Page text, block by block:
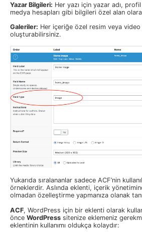
Yazar Bilgileri: Her yazı için yazar adı,
medya hesapları gibi bilgileri özel alan
Galeriler: Her içeriğe özel resim veya
oluşturabilirsiniz.
Yukarıda sıralananlar sadece ACF’nin
örneklerdir. Aslında eklenti, içerik
olmadan özelleştirme yapmanıza olanak
ACF, WordPress için bir eklenti olarak
önce WordPress sitenize eklemeniz
eklentinin kullanımı oldukça kolaydır: